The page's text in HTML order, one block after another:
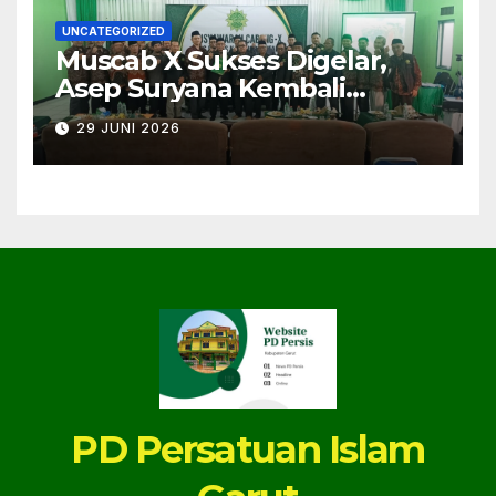
UNCATEGORIZED
Muscab X Sukses Digelar,
Asep Suryana Kembali
Dipercaya Pimpin PC PERSIS
Karangpawitan Masa Jihad
2026–2030
29 JUNI 2026
PD Persatuan Islam